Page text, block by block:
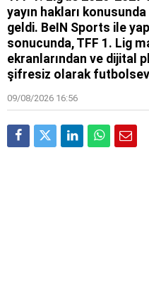
yayın hakları
geldi. BeIN Sports ile
sonucunda, TFF 1. Lig
ekranlarından ve dijital
şifresiz olarak
09/08/2026 16:56